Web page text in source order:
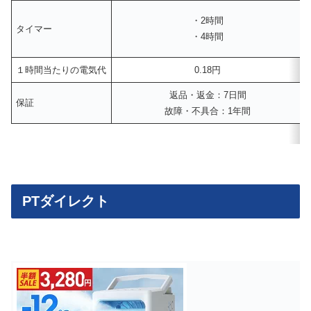
タイマー
・2時間
・4時間
１時間当たりの電気代 0.18円
保証
返品・返金：7日間
故障・不具合：1年間
PTダイレクト